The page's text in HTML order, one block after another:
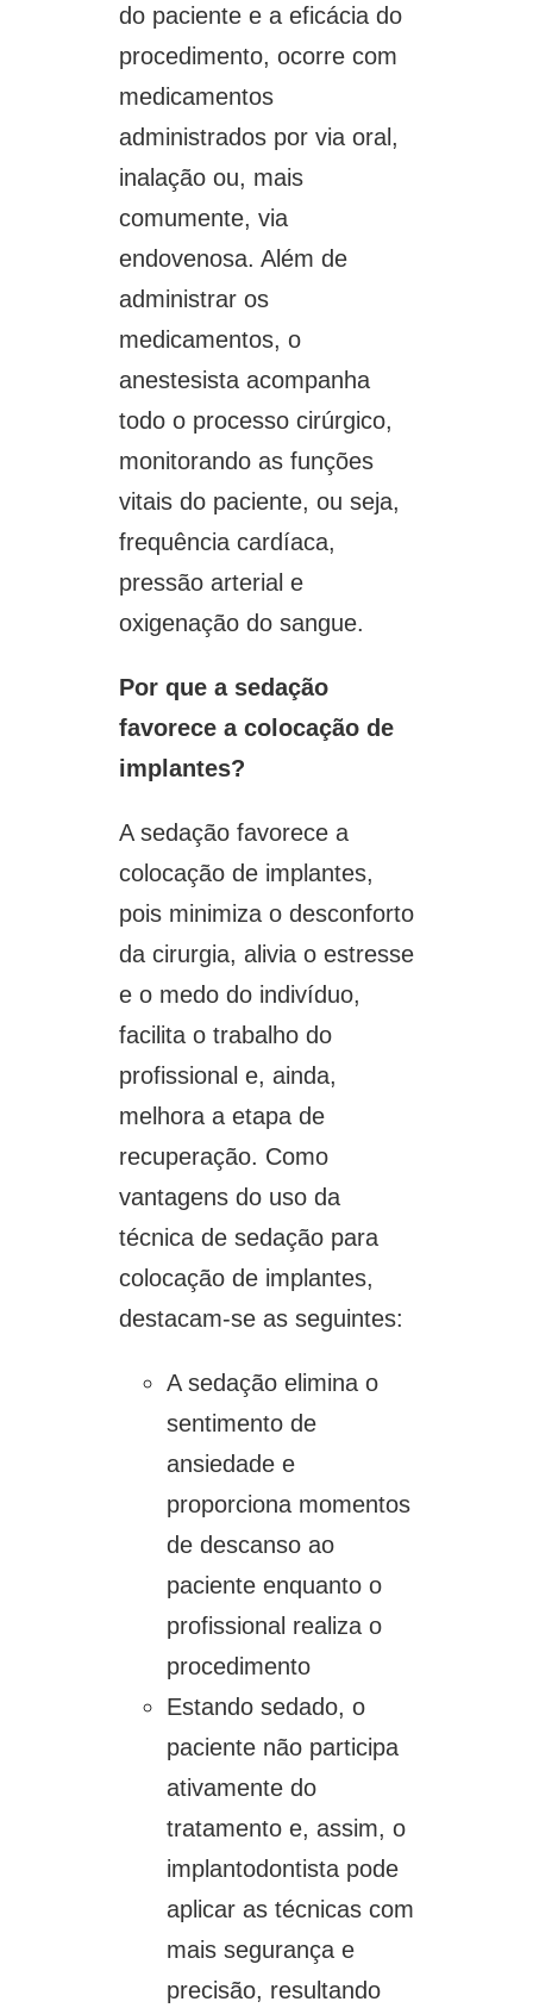
do paciente e a eficácia do
procedimento, ocorre com
medicamentos
administrados por via oral,
inalação ou, mais
comumente, via
endovenosa. Além de
administrar os
medicamentos, o
anestesista acompanha
todo o processo cirúrgico,
monitorando as funções
vitais do paciente, ou seja,
frequência cardíaca,
pressão arterial e
oxigenação do sangue.
Por que a sedação
favorece a colocação de
implantes?
A sedação favorece a
colocação de implantes,
pois minimiza o desconforto
da cirurgia, alivia o estresse
e o medo do indivíduo,
facilita o trabalho do
profissional e, ainda,
melhora a etapa de
recuperação. Como
vantagens do uso da
técnica de sedação para
colocação de implantes,
destacam-se as seguintes:
A sedação elimina o
sentimento de
ansiedade e
proporciona momentos
de descanso ao
paciente enquanto o
profissional realiza o
procedimento
Estando sedado, o
paciente não participa
ativamente do
tratamento e, assim, o
implantodontista pode
aplicar as técnicas com
mais segurança e
precisão, resultando